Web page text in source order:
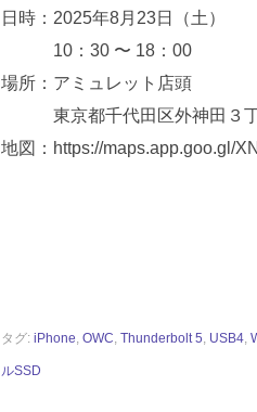
日時：2025年8月23日（土）
10：30 〜 18：00
場所：アミュレット店頭
東京都千代田区外神田３丁
地図：https://maps.app.goo.gl/
タグ: iPhone OWC Thunderbolt 5 USB4
ルSSD